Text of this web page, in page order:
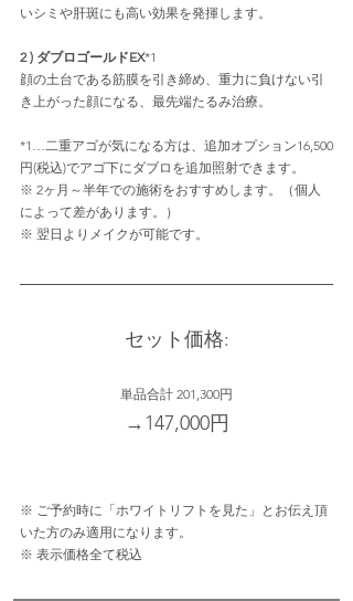
いシミや肝斑にも高い効果を発揮します。
2 ) ダブロゴールドEX*1
顔の土台である筋膜を引き締め、重力に負けない引
き上がった顔になる、最先端たるみ治療。
*1…二重アゴが気になる方は、追加オプション16,500
円(税込)でアゴ下にダブロを追加照射できます。
※ 2ヶ月～半年での施術をおすすめします。（個人
によって差があります。）
※ 翌日よりメイクが可能です。
セット価格:
単品合計 201,300円
→147,000円
※ ご予約時に「ホワイトリフトを見た」とお伝え頂
いた方のみ適用になります。
※ 表示価格全て税込